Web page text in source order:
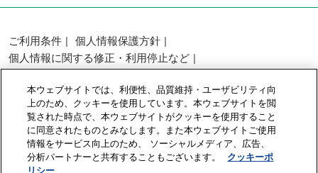
ご利用条件
個人情報保護方針
個人情報に関する修正・利用停止など
展示会・セミナー参加ポリシー
カスタマーハラスメントに対する基本方針
クッキーポリシー
クッキーの設定
Copyright © RX Japan GK
本ウェブサイトでは、利便性、品質維持・ユーザビリティ向
上のため、クッキーを使用しています。本ウェブサイトを閲
覧された時点で、本ウェブサイトがクッキーを使用すること
に同意されたものとみなします。また本ウェブサイトご使用
情報をサービス向上のため、 ソーシャルメディア、広告、
分析パートナーと共有することもございます。
クッキーポ
リシー